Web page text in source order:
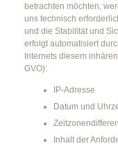
betrachten möchten,
uns technisch
und die Stabilität und
erfolgt automatisiert
Internets diesem
GVO):
IP-Adresse
Datum und
Inhalt der